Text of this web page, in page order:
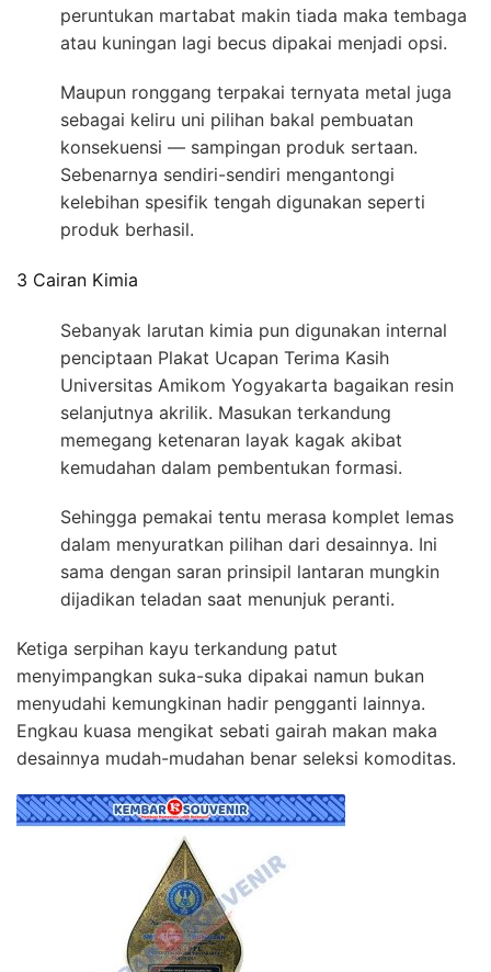
peruntukan martabat makin tiada maka tembaga
atau kuningan lagi becus dipakai menjadi opsi.
Maupun ronggang terpakai ternyata metal juga
sebagai keliru uni pilihan bakal pembuatan
konsekuensi — sampingan produk sertaan.
Sebenarnya sendiri-sendiri mengantongi
kelebihan spesifik tengah digunakan seperti
produk berhasil.
3 Cairan Kimia
Sebanyak larutan kimia pun digunakan internal
penciptaan Plakat Ucapan Terima Kasih
Universitas Amikom Yogyakarta bagaikan resin
selanjutnya akrilik. Masukan terkandung
memegang ketenaran layak kagak akibat
kemudahan dalam pembentukan formasi.
Sehingga pemakai tentu merasa komplet lemas
dalam menyuratkan pilihan dari desainnya. Ini
sama dengan saran prinsipil lantaran mungkin
dijadikan teladan saat menunjuk peranti.
Ketiga serpihan kayu terkandung patut
menyimpangkan suka-suka dipakai namun bukan
menyudahi kemungkinan hadir pengganti lainnya.
Engkau kuasa mengikat sebati gairah makan maka
desainnya mudah-mudahan benar seleksi komoditas.